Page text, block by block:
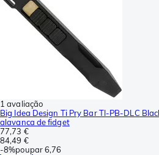
1 avaliação
Big Idea Design Ti Pry Bar TI-PB-DLC
alavanca de fidget
77,73 €
84,49 €
-8%poupar6,76